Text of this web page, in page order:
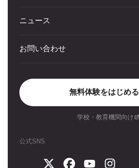
ニュース
お問い合わせ
無料体験をはじめる
学校・教育機関向け
公式SNS